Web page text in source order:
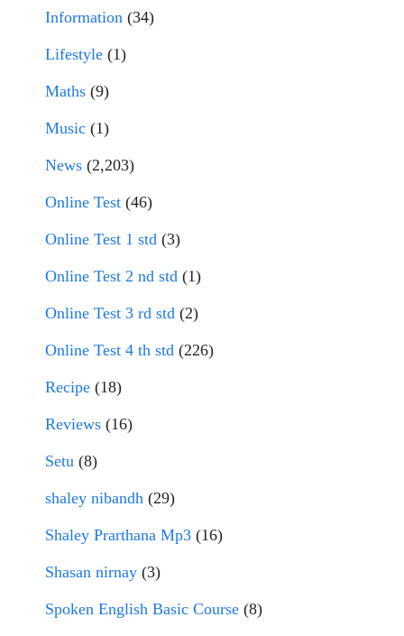
Information (34)
Lifestyle (1)
Maths (9)
Music (1)
News (2,203)
Online Test (46)
Online Test 1 std (3)
Online Test 2 nd std (1)
Online Test 3 rd std (2)
Online Test 4 th std (226)
Recipe (18)
Reviews (16)
Setu (8)
shaley nibandh (29)
Shaley Prarthana Mp3 (16)
Shasan nirnay (3)
Spoken English Basic Course (8)